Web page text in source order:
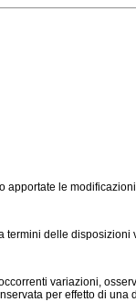
apportate le
termini delle disposizioni
variazioni,
per effetto di